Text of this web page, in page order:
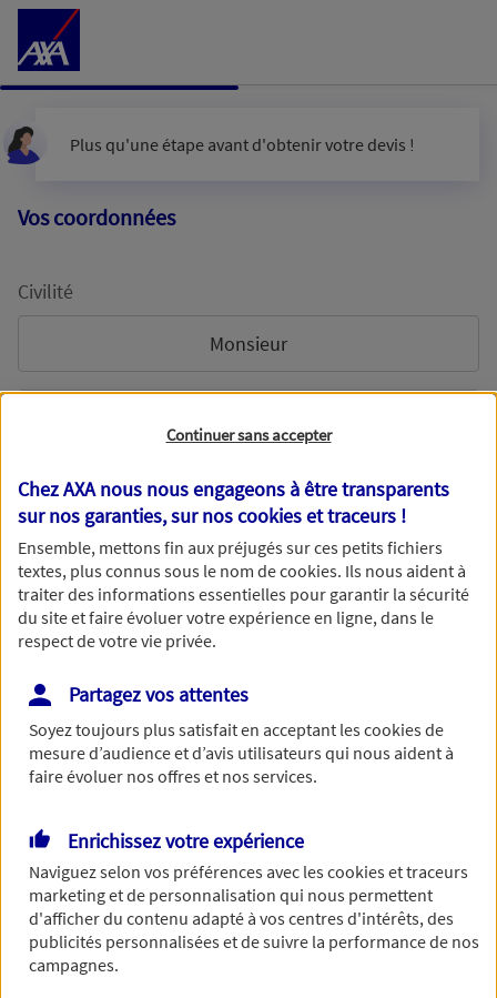
Accéder au Contenu
Plus qu'une étape avant d'obtenir votre devis !
Vos coordonnées
Civilité
Monsieur
Nom
Prénom
Date de Naissance
Numéro de téléphone
Continuer sans accepter
Chez AXA nous nous engageons à être transparents
sur nos garanties, sur noscookies et traceurs !
Ensemble, mettons fin aux préjugés sur ces petits fichiers
textes, plus connus sous le nom decookies. Ils nous aident à
traiter des informations essentielles pour garantir la sécurité
du site et faire évoluer votre expérience en ligne, dans le
respect de votre vie privée.
Partagez vos attentes
Soyez toujours plus satisfait en acceptant lescookiesde
mesure d’audience et d’avis utilisateurs qui nous aident à
faire évoluer nos offres et nos services.
Enrichissez votre expérience
Naviguez selon vos préférences avec lescookies et traceurs
marketing et de personnalisation qui nous permettent
d'afficher du contenu adapté à vos centres d'intérêts, des
publicités personnalisées et de suivre la performance de nos
campagnes.